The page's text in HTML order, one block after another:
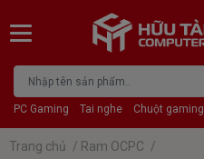
PC Gaming Tai nghe Chuột gaming
Trang chủ / Ram OCPC /